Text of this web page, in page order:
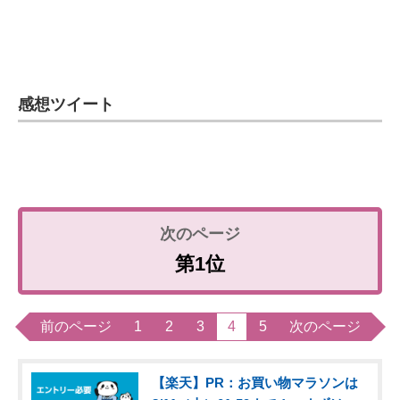
感想ツイート
第1位
前のページ 1 2 3 4 5 次のページ
【楽天】PR：お買い物マラソンは